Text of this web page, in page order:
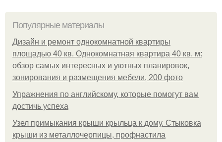
Популярные материалы
Дизайн и ремонт однокомнатной квартиры
площадью 40 кв. Однокомнатная квартира 40 кв. м:
обзор самых интересных и уютных планировок,
зонирования и размещения мебели, 200 фото
Упражнения по английскому, которые помогут вам
достичь успеха
Узел примыкания крыши крыльца к дому. Стыковка
крыши из металлочерпицы, профнастила